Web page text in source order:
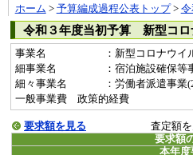
ホーム > 予算編成過程公表トップ>
令和３年度当初予算 新型コロ
事業名
：新型コロナウ
細事業名
：宿泊施設確保等
細々事業名
：労働者派遣事業
一般事業費 政策的経費
要求額を見る
査定額
要求額
本年度